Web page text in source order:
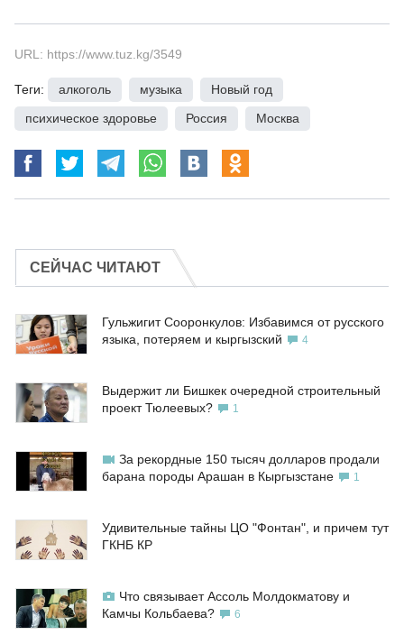
URL: https://www.tuz.kg/3549
Теги: алкоголь музыка Новый год
психическое здоровье
Россия Москва
СЕЙЧАС ЧИТАЮТ
Гульжигит Сооронкулов: Избавимся от русского
языка, потеряем и кыргызский
4
Выдержит ли Бишкек очередной строительный
проект Тюлеевых?
1
За рекордные 150 тысяч долларов продали
барана породы Арашан в Кыргызстане
1
Удивительные тайны ЦО "Фонтан", и причем тут
ГКНБ КР
Что связывает Ассоль Молдокматову и
Камчы Кольбаева?
6